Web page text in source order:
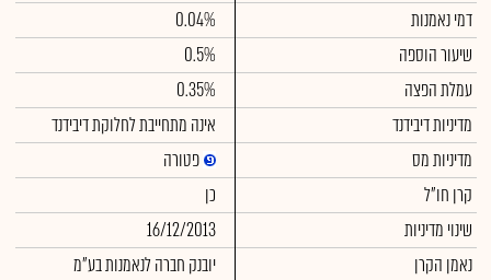
דמי נאמנות
0.04%
שיעור הוספה
0.5%
עמלת הפצה
0.35%
מדיניות דיבידנד
אינה מתחייבת לחלוקת דיבידנד
מדיניות מס
פטורה
קרן חו"ל
כן
שינוי מדיניות
16/12/2013
נאמן הקרן
יובנק חברה לנאמנות בע"מ